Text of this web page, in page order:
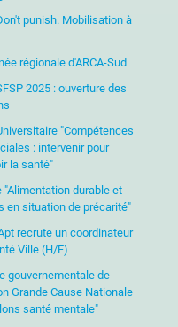
punish. Mobilisation à
régionale d'ARCA-Sud
2025 : ouverture des
"Compétences
: intervenir pour
la santé"
"Alimentation durable et
en situation de précarité"
recrute un coordinateur
Ville (H/F)
gouvernementale de
Grande Cause Nationale
santé mentale"